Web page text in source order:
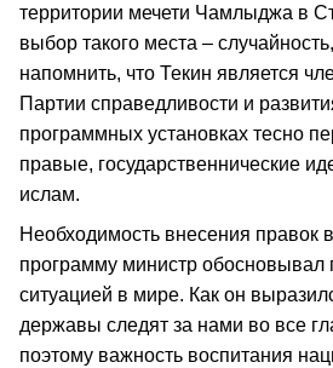
территории мечети Чамлыджа в
выбор такого места –
напомнить, что Текин является
Партии справедливости и
программных установках тесно
правые, государственнические
ислам.
Необходимость внесения правок
программу министр обосновывал
ситуацией в мире. Как он
державы следят за нами во все
поэтому важность воспитания